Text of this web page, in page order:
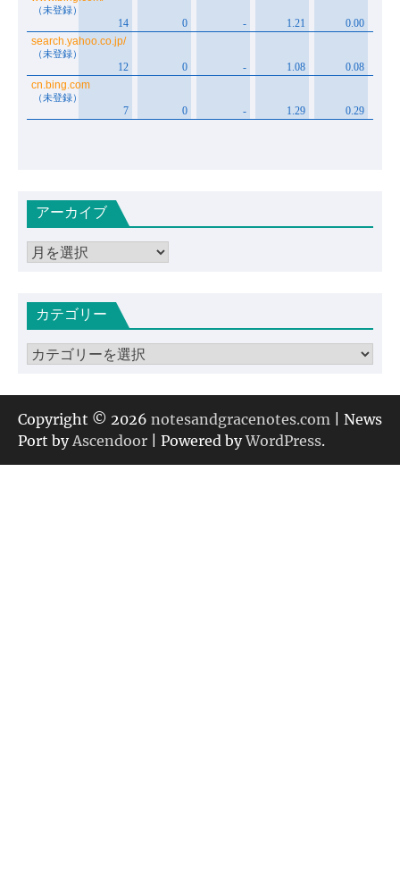
アーカイブ
ア
イカテゴリー
カ
ゴ
リ
ー
Copyright © 2026 notesandgracenotes.com | News
Port by Ascendoor | Powered byWordPress.